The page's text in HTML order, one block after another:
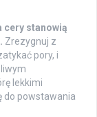
cery stanowią
Zrezygnuj z
pory, i
lekkimi
do powstawania